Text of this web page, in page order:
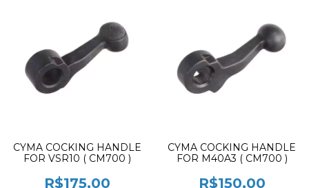
CYMA COCKING HANDLE
FOR VSR10 ( CM700 )
R$175,00
CYMA COCKING HANDLE
FOR M40A3 ( CM700 )
R$150,00